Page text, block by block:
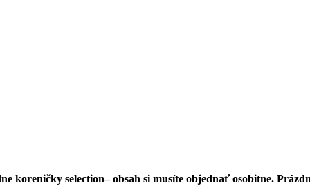
koreničky selection– obsah si musíte objednať osobitne.